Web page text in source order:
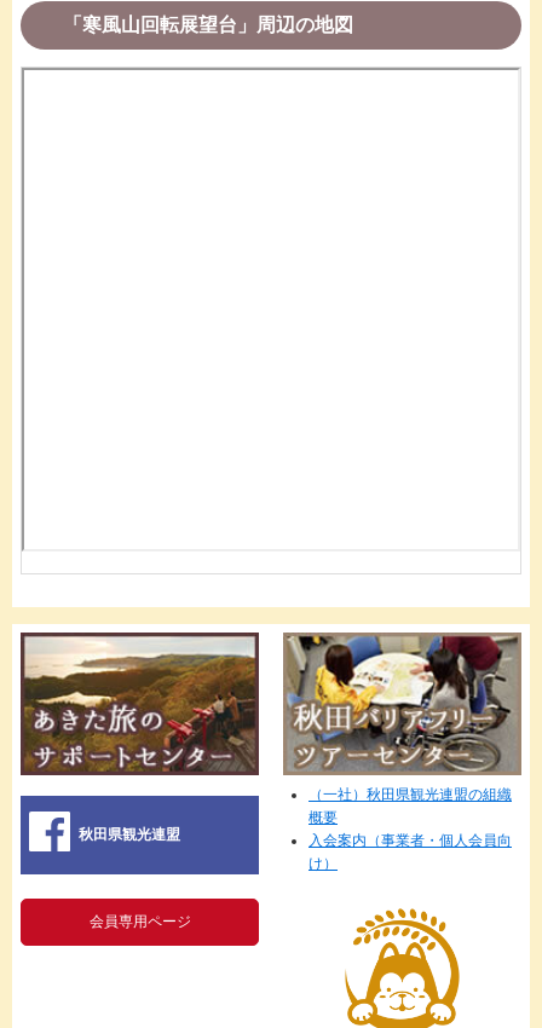
「寒風山回転展望台」周辺の地図
秋田県観光連盟
（一社）秋田県観光連盟の組織
概要
入会案内（事業者・個人会員向
け）
会員専用ページ